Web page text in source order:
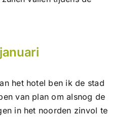
het hotel ben ik de stad
van plan om alsnog de
in het noorden zinvol te